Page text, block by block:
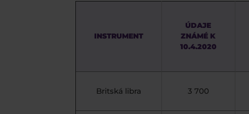
INSTRUMENT
ÚDAJE
ZNÁMÉ K
10.4.2020
Britská libra 3 700